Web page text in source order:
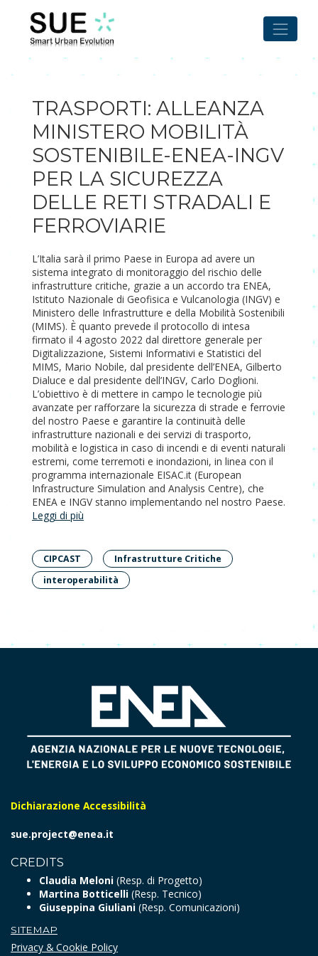
content
TRASPORTI: ALLEANZA
MINISTERO MOBILITÀ
SOSTENIBILE-ENEA-INGV
PER LA SICUREZZA
DELLE RETI STRADALI E
FERROVIARIE
L’Italia sarà il primo Paese in Europa ad avere un
sistema integrato di monitoraggio del rischio delle
infrastrutture critiche, grazie a un accordo tra ENEA,
Istituto Nazionale di Geofisica e Vulcanologia (INGV) e
Ministero delle Infrastrutture e della Mobilità Sostenibili
(MIMS). È quanto prevede il protocollo di intesa
firmato il 4 agosto 2022 dal direttore generale per
Digitalizzazione, Sistemi Informativi e Statistici del
MIMS, Mario Nobile, dal presidente dell’ENEA, Gilberto
Dialuce e dal presidente dell’INGV, Carlo Doglioni.
L’obiettivo è di mettere in campo le tecnologie più
avanzate per rafforzare la sicurezza di strade e ferrovie
del nostro Paese e garantire la continuità delle
infrastrutture nazionali e dei servizi di trasporto,
mobilità e logistica in caso di incendi e di eventi naturali
estremi, come terremoti e inondazioni, in linea con il
programma internazionale EISAC.it (European
Infrastructure Simulation and Analysis Centre), che
ENEA e INGV stanno implementando nel nostro Paese.
Leggi di più
CIPCAST
Infrastrutture Critiche
interoperabilità
Dichiarazione Accessibilità
sue.project@enea.it
CREDITS
Claudia Meloni (Resp. di Progetto)
Martina Botticelli (Resp. Tecnico)
Giuseppina Giuliani (Resp. Comunicazioni)
SITEMAP
Privacy & Cookie Policy